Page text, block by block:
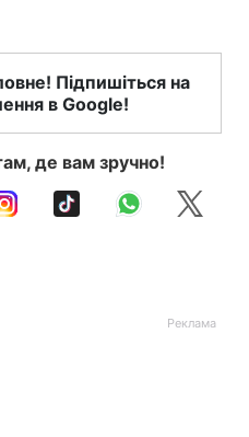
Підпишіться на
в Google!
де вам зручно!